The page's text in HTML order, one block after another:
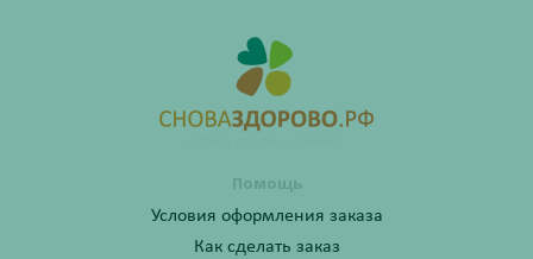
Помощь
Условия оформления заказа
Как сделать заказ